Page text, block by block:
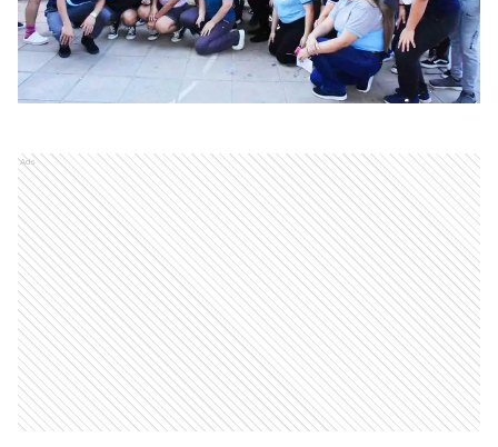
Ads